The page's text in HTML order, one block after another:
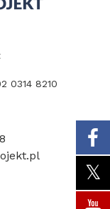
0314 8210